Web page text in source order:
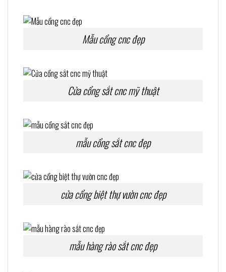
Mẫu cổng cnc đẹp
Cửa cổng sắt cnc mỹ thuật
mẫu cổng sắt cnc đẹp
cửa cổng biệt thự vườn cnc đẹp
mẫu hàng rào sắt cnc đẹp